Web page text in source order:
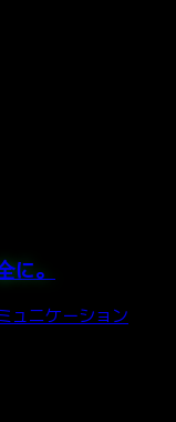
。
ュニケーション